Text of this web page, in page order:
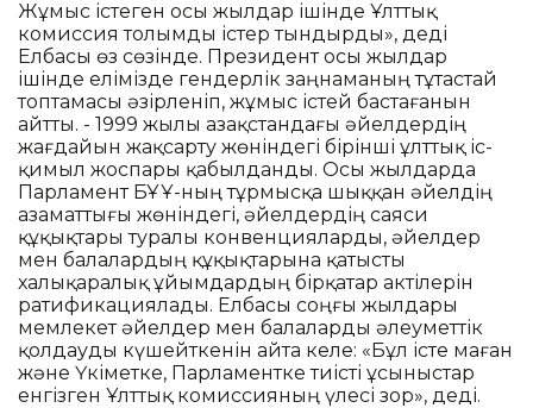
Жұмыс істеген осы жылдар ішінде Ұлттық
комиссия толымды істер тындырды», деді
Елбасы өз сөзінде. Президент осы жылдар
ішінде елімізде гендерлік заңнаманың тұтастай
топтамасы әзірленіп, жұмыс істей бастағанын
айтты. - 1999 жылы Қазақстандағы әйелдердің
жағдайын жақсарту жөніндегі бірінші ұлттық іс-
қимыл жоспары қабылданды. Осы жылдарда
Парламент БҰҰ-ның тұрмысқа шыққан әйелдің
азаматтығы жөніндегі, әйелдердің саяси
құқықтары туралы конвенцияларды, әйелдер
мен балалардың құқықтарына қатысты
халықаралық ұйымдардың бірқатар актілерін
ратификациялады. Елбасы соңғы жылдары
мемлекет әйелдер мен балаларды әлеуметтік
қолдауды күшейткенін айта келе: «Бұл істе маған
және Үкіметке, Парламентке тиісті ұсыныстар
енгізген Ұлттық комиссияның үлесі зор», деді.